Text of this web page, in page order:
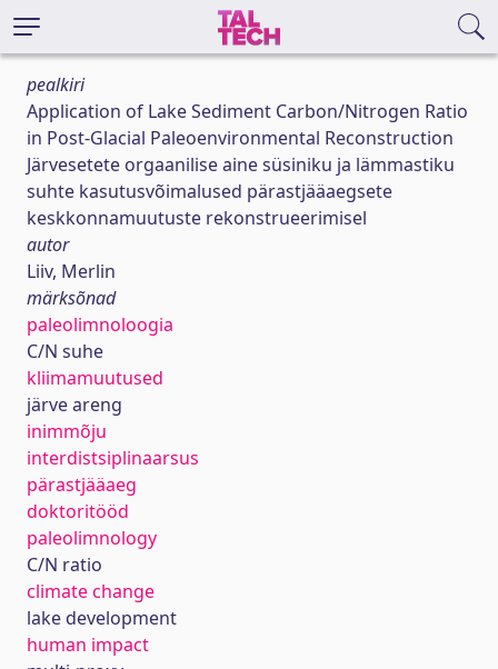
pealkiri
Application of Lake Sediment Carbon/Nitrogen Ratio
in Post-Glacial Paleoenvironmental Reconstruction
Järvesetete orgaanilise aine süsiniku ja lämmastiku
suhte kasutusvõimalused pärastjääaegsete
keskkonnamuutuste rekonstrueerimisel
autor
Liiv, Merlin
märksõnad
paleolimnoloogia
C/N suhe
kliimamuutused
järve areng
inimmõju
interdistsiplinaarsus
pärastjääaeg
doktoritööd
paleolimnology
C/N ratio
climate change
lake development
human impact